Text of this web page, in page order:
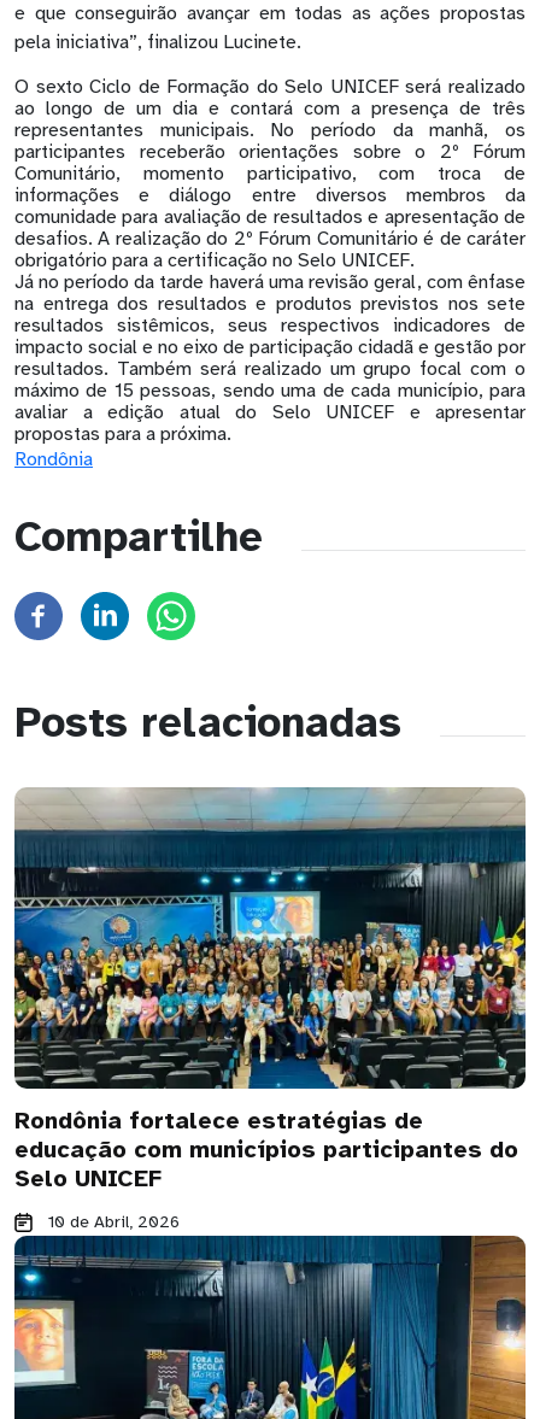
e que conseguirão avançar em todas as ações propostas
pela iniciativa”, finalizou Lucinete.
O sexto Ciclo de Formação do Selo UNICEF será realizado
ao longo de um dia e contará com a presença de três
representantes municipais. No período da manhã, os
participantes receberão orientações sobre o 2º Fórum
Comunitário, momento participativo, com troca de
informações e diálogo entre diversos membros da
comunidade para avaliação de resultados e apresentação de
desafios. A realização do 2º Fórum Comunitário é de caráter
obrigatório para a certificação no Selo UNICEF.
Já no período da tarde haverá uma revisão geral, com ênfase
na entrega dos resultados e produtos previstos nos sete
resultados sistêmicos, seus respectivos indicadores de
impacto social e no eixo de participação cidadã e gestão por
resultados. Também será realizado um grupo focal com o
máximo de 15 pessoas, sendo uma de cada município, para
avaliar a edição atual do Selo UNICEF e apresentar
propostas para a próxima.
Rondônia
Compartilhe
Posts relacionadas
Rondônia fortalece estratégias de
educação com municípios participantes do
Selo UNICEF
10 de Abril, 2026